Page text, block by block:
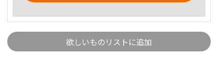
欲しいものリストに追加